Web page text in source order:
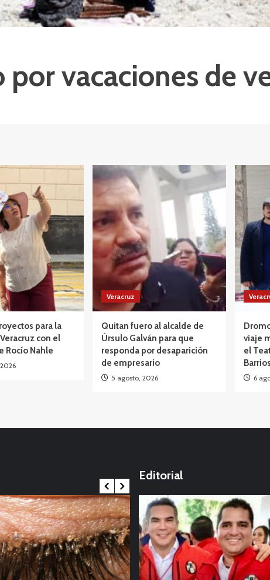
vacaciones de
para la
con el
Rocío Nahle
Veracruz
Quitan fuero al alcalde de
Úrsulo Galván para que
responda por desaparición
de empresario
5 agosto, 2026
viaje
el
Barrios
6
Internacional
Confirman el primer caso
de Alaska
Editorial
Entre Tirios y Troyanos